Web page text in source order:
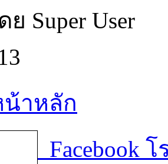
ย Super User
าหลัก
Facebook